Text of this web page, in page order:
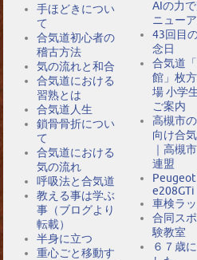
手ほどきについ
て
合気道初心者の
稽古方法
気の流れと和合
合気道における
習熟とは
合気道人生
鎖骨骨折につい
て
合気道における
気の流れ
呼吸法と合気道
教える事は学ぶ
事（ブログより
転載）
半身に立つ
重心ごと移動す
AIの力
ニュー
43回目
念日
合気道
館」枚
場 小学
ご案内
高槻市
向け合
｜高槻
連盟
Peugeot
e208GTi
車検ラ
合同ス
験教室
６７歳